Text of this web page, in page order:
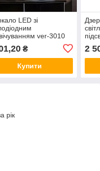
LED зі
ver-3010
мм, дзеркало з
₴
Купити
2
рік